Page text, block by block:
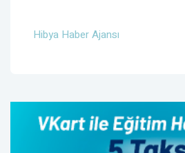
Hibya Haber Ajansı